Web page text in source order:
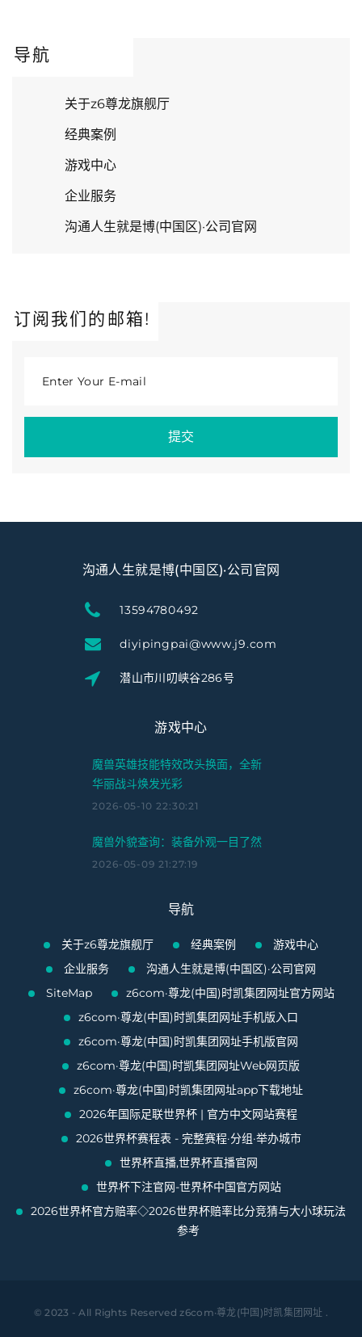
导航
关于z6尊龙旗舰厅
经典案例
游戏中心
企业服务
沟通人生就是博(中国区)·公司官网
订阅我们的邮箱!
Enter Your E-mail
提交
沟通人生就是博(中国区)·公司官网
13594780492
diyipingpai@www.j9.com
潜山市川叨峡谷286号
游戏中心
魔兽英雄技能特效改头换面，全新
华丽战斗焕发光彩
2026-05-10 22:30:21
魔兽外貌查询：装备外观一目了然
2026-05-09 21:27:19
导航
关于z6尊龙旗舰厅 经典案例
游戏中心
企业服务
沟通人生就是博(中国区)·公司官网
SiteMap
z6com·尊龙(中国)时凯集团网址官方网站
z6com·尊龙(中国)时凯集团网址手机版入口
z6com·尊龙(中国)时凯集团网址手机版官网
z6com·尊龙(中国)时凯集团网址Web网页版
z6com·尊龙(中国)时凯集团网址app下载地址
2026年国际足联世界杯 | 官方中文网站赛程
2026世界杯赛程表 - 完整赛程·分组·举办城市
世界杯直播,世界杯直播官网
世界杯下注官网-世界杯中国官方网站
2026世界杯官方赔率◇2026世界杯赔率比分竞猜与大小球玩法
参考
© 2023 - All Rights Reserved z6com·尊龙(中国)时凯集团网址 .